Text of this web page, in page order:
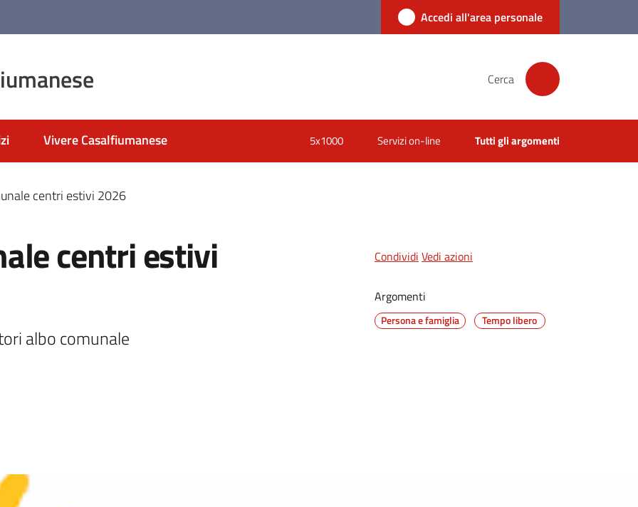
Accedi all'area personale
Cerca
Vivere Casalfiumanese 5x1000 Servizi on-line Tutti gli argomenti
centri estivi 2026
centri estivi
albo comunale
Condividi Vedi azioni
Argomenti
Persona e famiglia Tempo libero